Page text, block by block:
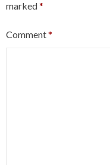
marked*
Comment*